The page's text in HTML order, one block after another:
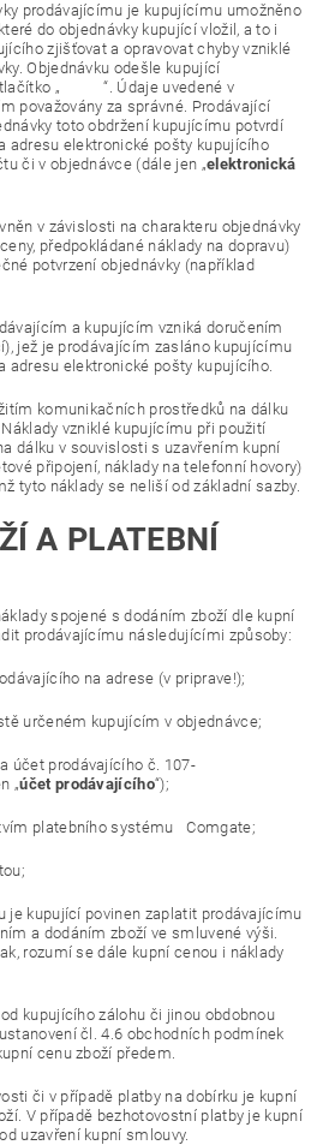
prodávajícímu je kupujícímu umožněno
do objednávky kupující vložil, a to i
zjišťovat a opravovat chyby vzniklé
Objednávku odešle kupující
tlačítko „ “. Údaje uvedené v
považovány za správné. Prodávající
toto obdržení kupujícímu potvrdí
adresu elektronické pošty kupujícího
či v objednávce (dále jen „elektronická
v závislosti na charakteru objednávky
předpokládané náklady na dopravu)
potvrzení objednávky (například
a kupujícím vzniká doručením
jež je prodávajícím zasláno kupujícímu
adresu elektronické pošty kupujícího.
komunikačních prostředků na dálku
vzniklé kupujícímu při použití
dálku v souvislosti s uzavřením kupní
připojení, náklady na telefonní hovory)
tyto náklady se neliší od základní sazby.
A PLATEBNÍ
spojené s dodáním zboží dle kupní
prodávajícímu následujícími způsoby:
na adrese (v priprave!);
určeném kupujícím v objednávce;
účet prodávajícího č. 107-
„účet prodávajícího“);
platebního systému Comgate;
je kupující povinen zaplatit prodávajícímu
a dodáním zboží ve smluvené výši.
rozumí se dále kupní cenou i náklady
kupujícího zálohu či jinou obdobnou
čl. 4.6 obchodních podmínek
cenu zboží předem.
či v případě platby na dobírku je kupní
V případě bezhotovostní platby je kupní
kupní smlouvy.